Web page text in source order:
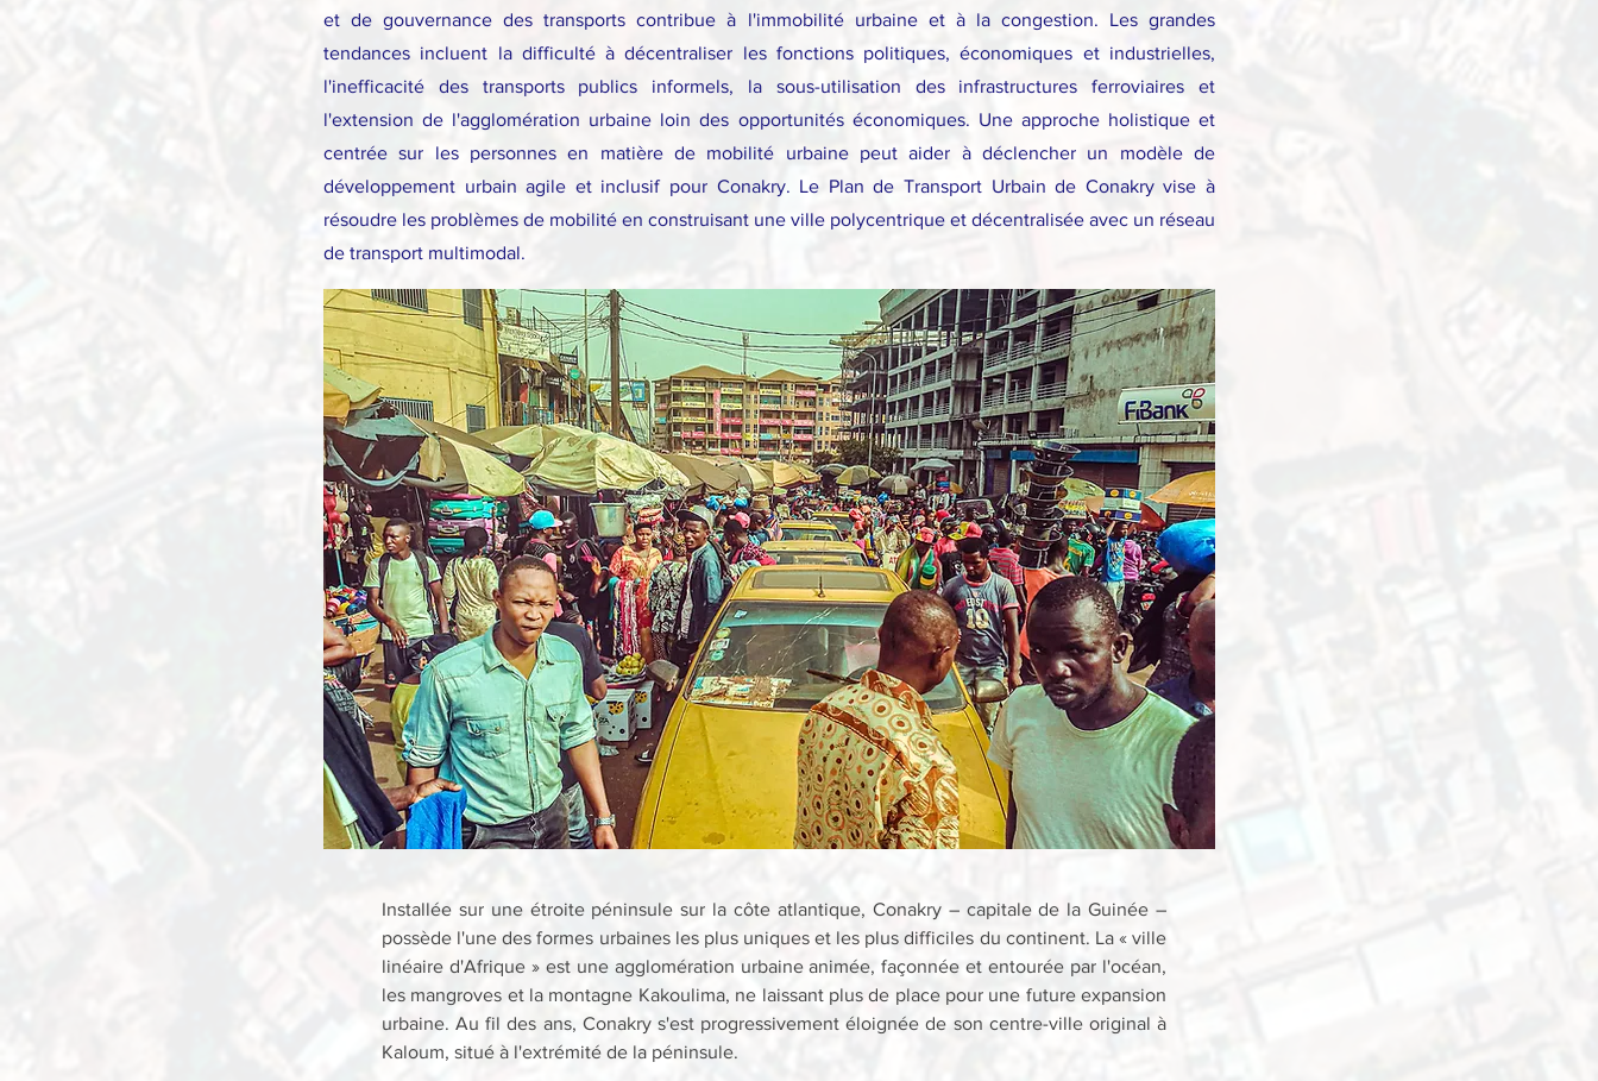
et de gouvernance des transports contribue à l'immobilité urbaine et à la congestion. Les grandes
tendances incluent la difficulté à décentraliser les fonctions politiques, économiques et industrielles,
l'inefficacité des transports publics informels, la sous-utilisation des infrastructures ferroviaires et
l'extension de l'agglomération urbaine loin des opportunités économiques. Une approche holistique et
centrée sur les personnes en matière de mobilité urbaine peut aider à déclencher un modèle de
développement urbain agile et inclusif pour Conakry. Le Plan de Transport Urbain de Conakry vise à
résoudre les problèmes de mobilité en construisant une ville polycentrique et décentralisée avec un réseau
de transport multimodal.
Installée sur une étroite péninsule sur la côte atlantique, Conakry – capitale de la Guinée –
possède l'une des formes urbaines les plus uniques et les plus difficiles du continent. La « ville
linéaire d'Afrique » est une agglomération urbaine animée, façonnée et entourée par l'océan,
les mangroves et la montagne Kakoulima, ne laissant plus de place pour une future expansion
urbaine. Au fil des ans, Conakry s'est progressivement éloignée de son centre-ville original à
Kaloum, situé à l'extrémité de la péninsule.